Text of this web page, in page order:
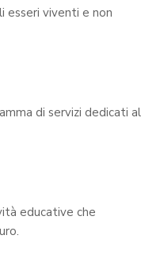
esseri viventi e non
di servizi dedicati al
educative che